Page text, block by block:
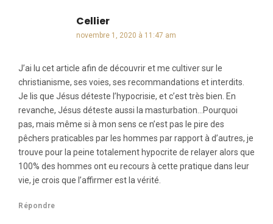
Cellierdit :
novembre 1, 2020 à 11:47 am
J’ai lu cet article afin de découvrir et me cultiver sur le
christianisme, ses voies, ses recommandations et interdits.
Je lis que Jésus déteste l’hypocrisie, et c’est très bien. En
revanche, Jésus déteste aussi la masturbation…Pourquoi
pas, mais même si à mon sens ce n’est pas le pire des
pêchers praticables par les hommes par rapport à d’autres, je
trouve pour la peine totalement hypocrite de relayer alors que
100% des hommes ont eu recours à cette pratique dans leur
vie, je crois que l’affirmer est la vérité.
Répondre